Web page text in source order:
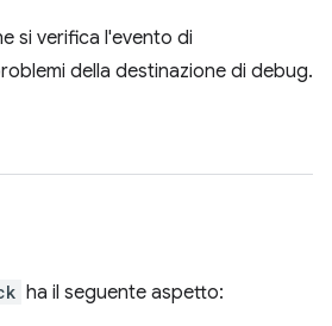
si verifica l'evento di
della destinazione di debug.
ha il seguente aspetto: